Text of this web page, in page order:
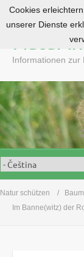
o
o
n
t
e
n
Natur
Informationen zur
Natur schützen
Im Banne(witz) der
Cookies
unserer Dienste